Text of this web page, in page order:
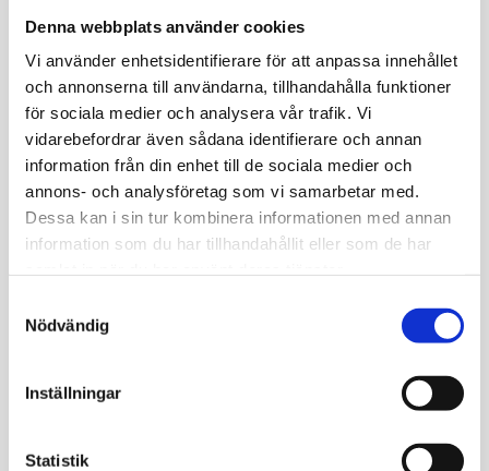
Denna webbplats använder cookies
Vi använder enhetsidentifierare för att anpassa innehållet
och annonserna till användarna, tillhandahålla funktioner
för sociala medier och analysera vår trafik. Vi
vidarebefordrar även sådana identifierare och annan
information från din enhet till de sociala medier och
annons- och analysföretag som vi samarbetar med.
Dessa kan i sin tur kombinera informationen med annan
information som du har tillhandahållit eller som de har
Nödvändig
Inställningar
Statistik
på det provtagningsställe du valt, levererade provsvar
och läkarkommentar i ”Min Journal”, som du alltid
kommer åt via Bank-ID på Medisera.se. I vissa fall
tillkommer provtagningsavgift.
Privat hälsoundersökning via
blodprov i Karlstad
På Medisera.se kan du beställa och därefter utföra en
privat hälsoundersökning via blodprov i Karlstad. Du
behöver inte gå till vårdcentral och få en remiss den
provtagningsställe via våra system i samma stund som
efter beställning ta blodprovet efter tidsbokning.